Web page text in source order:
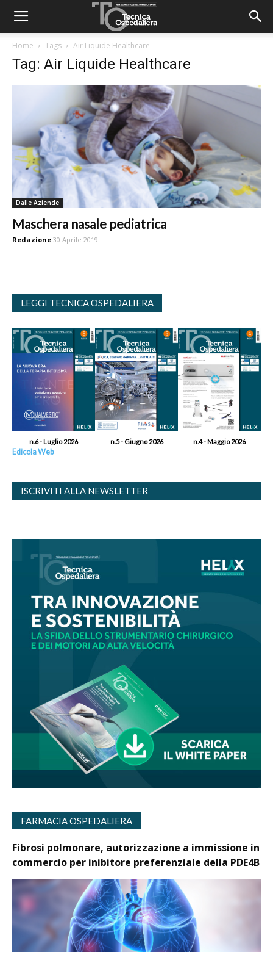
Home Tags Air Liquide Healthcare
Tag: Air Liquide Healthcare
Dalle Aziende
Maschera nasale pediatrica
Redazione 30 Aprile 2019
LEGGI TECNICA OSPEDALIERA
n.6 - Luglio 2026 n.5 - Giugno 2026 n.4 - Maggio 2026
Edicola Web
ISCRIVITI ALLA NEWSLETTER
FARMACIA OSPEDALIERA
Fibrosi polmonare, autorizzazione a immissione in
commercio per inibitore preferenziale della PDE4B